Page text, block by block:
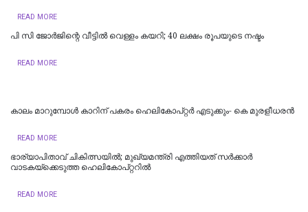
READ MORE
പി സി ജോര്‍ജിന്റെ വീട്ടില്‍ വെള്ളം കയറി; 40 ലക്ഷം രൂപയുടെ നഷ്ടം
READ MORE
കാലം മാറുമ്പോൾ കാറിന് പകരം ഹെലികോപ്റ്റർ എടുക്കും- കെ മുരളീധരന്‍
READ MORE
ഭാര്യാപിതാവ് ചികിത്സയിൽ; മുഖ്യമന്ത്രി എത്തിയത് സര്‍ക്കാര്‍
വാടകയ്‌ക്കെടുത്ത ഹെലികോപ്റ്ററില്‍
READ MORE